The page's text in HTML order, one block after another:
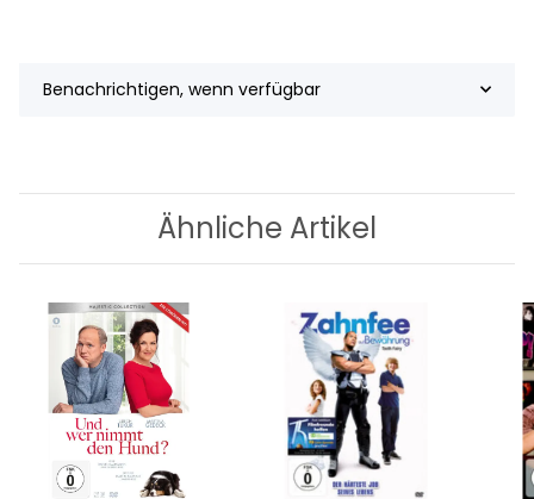
Benachrichtigen, wenn verfügbar
Ähnliche Artikel